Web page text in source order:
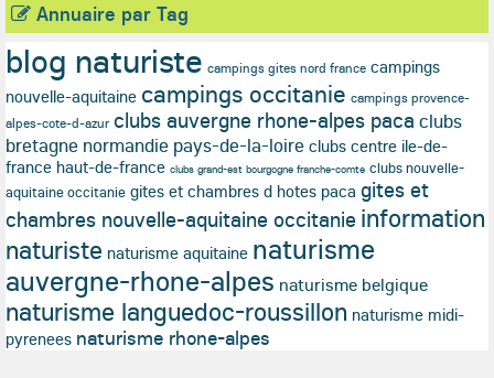
Annuaire par Tag
blog naturiste campings gites nord france campings
nouvelle-aquitaine campings occitanie campings provence-
alpes-cote-d-azur clubs auvergne rhone-alpes paca clubs
bretagne normandie pays-de-la-loire clubs centre ile-de-
france haut-de-france clubs grand-est bourgogne franche-comte clubs nouvelle-
aquitaine occitanie gites et chambres d hotes paca gites et
chambres nouvelle-aquitaine occitanie information
naturiste naturisme aquitaine naturisme
auvergne-rhone-alpes naturisme belgique
naturisme languedoc-roussillon naturisme midi-
pyrenees naturisme rhone-alpes